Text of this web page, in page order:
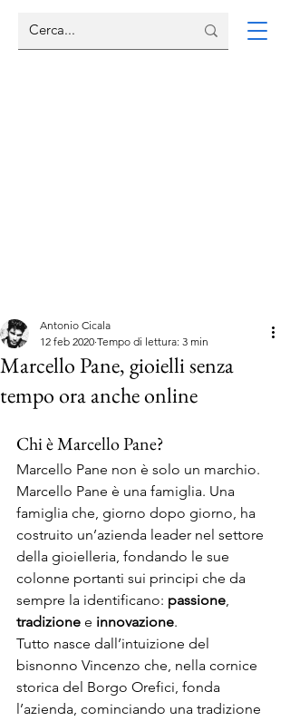
Marcello Pane, gioielli senza
tempo ora anche online
Antonio Cicala
12 feb 2020 Tempo di lettura: 3 min
Chi è Marcello Pane?
Marcello Pane non è solo un marchio.
Marcello Pane è una famiglia. Una
famiglia che, giorno dopo giorno, ha
costruito un’azienda leader nel settore
della gioielleria, fondando le sue
colonne portanti sui principi che da
sempre la identificano: passione,
tradizione e innovazione.
Tutto nasce dall’intuizione del
bisnonno Vincenzo che, nella cornice
storica del Borgo Orefici, fonda
l’azienda, cominciando una tradizione